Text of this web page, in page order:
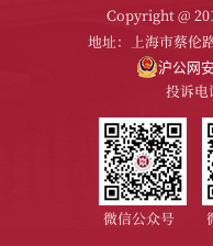
Copyright @
地址：上海市蔡伦
沪公网
投诉电
微信公众号